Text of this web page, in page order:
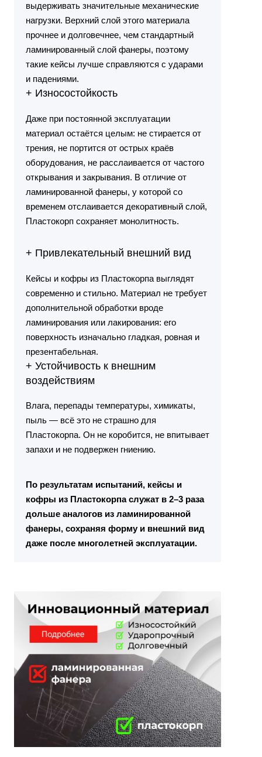
выдерживать значительные механические
нагрузки. Верхний слой этого материала
прочнее и долговечнее, чем стандартный
ламинированный слой фанеры, поэтому
такие кейсы лучше справляются с ударами
и падениями.
+ Износостойкость
Даже при постоянной эксплуатации
материал остаётся целым: не стирается от
трения, не портится от острых краёв
оборудования, не расслаивается от частого
открывания и закрывания. В отличие от
ламинированной фанеры, у которой со
временем отслаивается декоративный слой,
Пластокорп сохраняет монолитность.
+ Привлекательный внешний вид
Кейсы и кофры из Пластокорпа выглядят
современно и стильно. Материал не требует
дополнительной обработки вроде
ламинирования или лакирования: его
поверхность изначально гладкая, ровная и
презентабельная.
+ Устойчивость к внешним
воздействиям
Влага, перепады температуры, химикаты,
пыль — всё это не страшно для
Пластокорпа. Он не коробится, не впитывает
запахи и не подвержен гниению.
По результатам испытаний, кейсы и
кофры из Пластокорпа служат в 2–3 раза
дольше аналогов из ламинированной
фанеры, сохраняя форму и внешний вид
даже после многолетней эксплуатации.